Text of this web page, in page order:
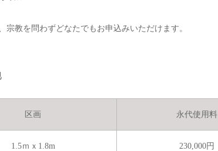
宗教を問わずどなたでもお申込みいただけます。
区画 永代使用料
1.5ｍｘ1.8m 230,000円